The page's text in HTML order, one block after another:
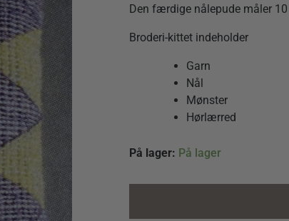
Den færdige nålepude måler
Broderi-kittet indeholder
Garn
Nål
Mønster
Hørlærred
På lager: På lager
Nålepude
quantity